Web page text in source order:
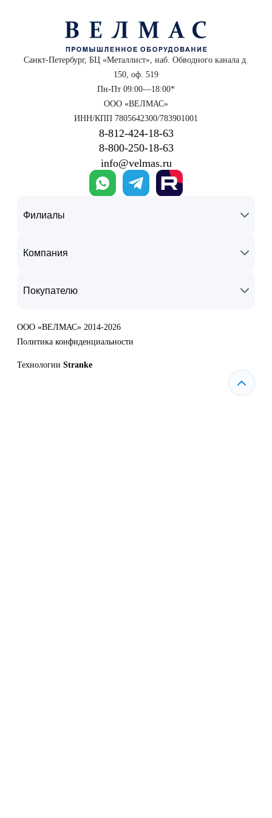
Санкт-Петербург, БЦ «Металлист», наб. Обводного канала д.
150, оф. 519
Пн-Пт 09:00—18:00*
ООО «ВЕЛМАС»
ИНН/КПП 7805642300/783901001
8‑812‑424‑18‑63
8‑800‑250‑18‑63
info@velmas.ru
Филиалы
Компания
Покупателю
ООО «ВЕЛМАС» 2014-2026
Политика конфиденциальности
Технологии Stranke